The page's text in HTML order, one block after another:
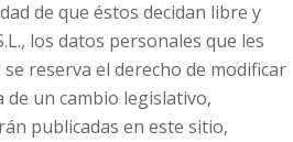
de que éstos decidan libre y
los datos personales que les
se reserva el derecho de modificar
de un cambio legislativo,
publicadas en este sitio,